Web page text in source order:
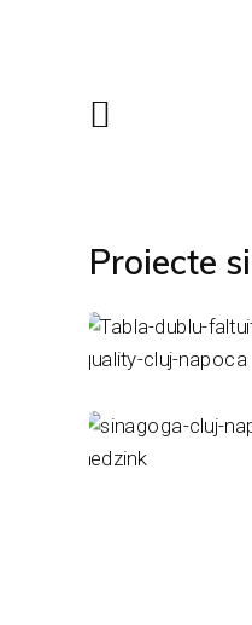
Proiecte